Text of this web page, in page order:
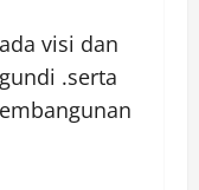
visi dan
.serta